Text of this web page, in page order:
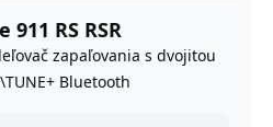
911 RS RSR
zapaľovania s dvojitou
Bluetooth